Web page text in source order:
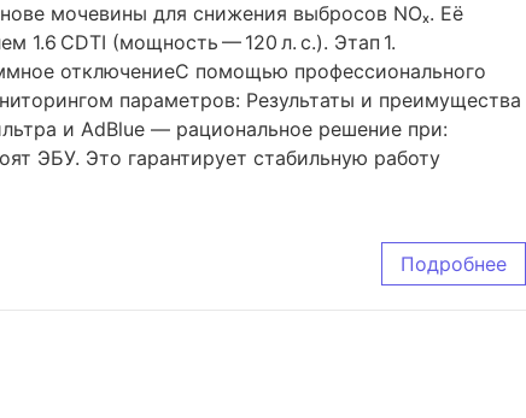
мочевины для снижения выбросов NOₓ. Её
1.6 CDTI (мощность — 120 л. с.). Этап 1.
отключениеС помощью профессионального
параметров: Результаты и преимущества
и AdBlue — рациональное решение при:
ЭБУ. Это гарантирует стабильную работу
Подробнее